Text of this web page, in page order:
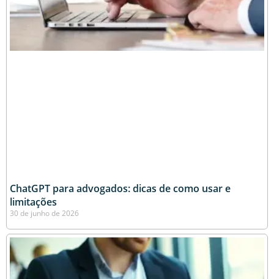
ChatGPT para advogados: dicas de como usar e
limitações
30 de junho de 2026